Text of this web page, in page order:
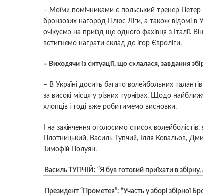
– Моїми помічниками є польський тренер Петер
бронзових нагород Плюс Ліги, а також відомі в
очікуємо на приїзд ще одного фахівця з Італії.
встигнемо награти склад до ігор Євроліги.
– Виходячи із ситуації, що склалася, завдання
– В Україні досить багато волейбольних
за високі місця у різних турнірах. Щодо
хлопців і тоді вже робитимемо висновки.
І на закінчення оголосимо список
Плотницький, Василь Тупчий, Ілля Ковальов,
Тимофій Полуян.
Василь ТУПЧІЙ: “Я був готовий приїхати в
Президент “Прометея”: “Участь у зборі